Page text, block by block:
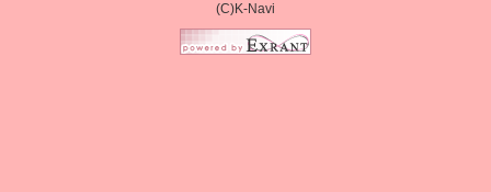
(C)K-Navi